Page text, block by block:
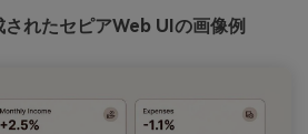
れたセピアWeb UIの画像例